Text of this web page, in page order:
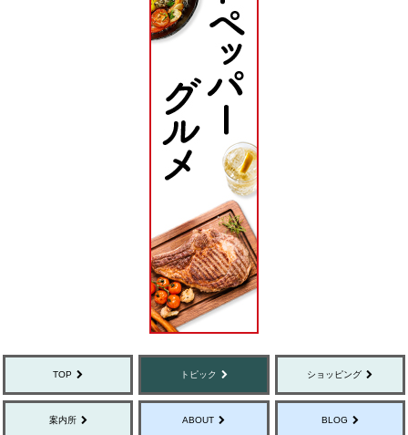
TOP トピック ショッピング
案内所 ABOUT BLOG